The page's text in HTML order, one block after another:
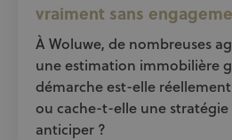
vraiment sans
À Woluwe, de nombreuses
une estimation immobilière
démarche est-elle
ou cache-t-elle une
anticiper ?